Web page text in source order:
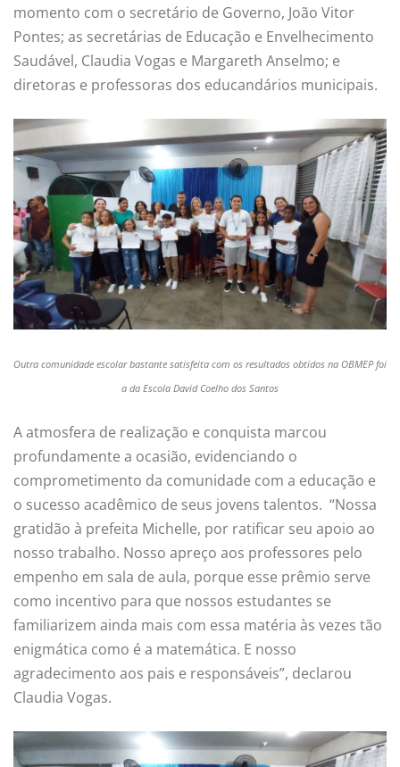
momento com o secretário de Governo, João Vitor
Pontes; as secretárias de Educação e Envelhecimento
Saudável, Claudia Vogas e Margareth Anselmo; e
diretoras e professoras dos educandários municipais.
Outra comunidade escolar bastante satisfeita com os resultados obtidos na OBMEP foi
a da Escola David Coelho dos Santos
A atmosfera de realização e conquista marcou
profundamente a ocasião, evidenciando o
comprometimento da comunidade com a educação e
o sucesso acadêmico de seus jovens talentos. “Nossa
gratidão à prefeita Michelle, por ratificar seu apoio ao
nosso trabalho. Nosso apreço aos professores pelo
empenho em sala de aula, porque esse prêmio serve
como incentivo para que nossos estudantes se
familiarizem ainda mais com essa matéria às vezes tão
enigmática como é a matemática. E nosso
agradecimento aos pais e responsáveis”, declarou
Claudia Vogas.